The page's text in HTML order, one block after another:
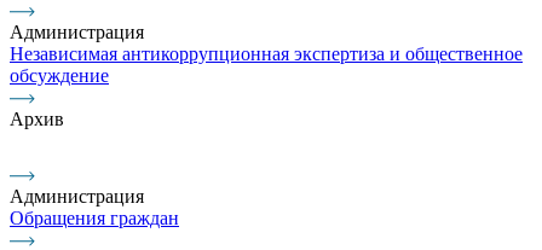
Администрация
Независимая антикоррупционная экспертиза и общественное
обсуждение
Архив
Администрация
Обращения граждан